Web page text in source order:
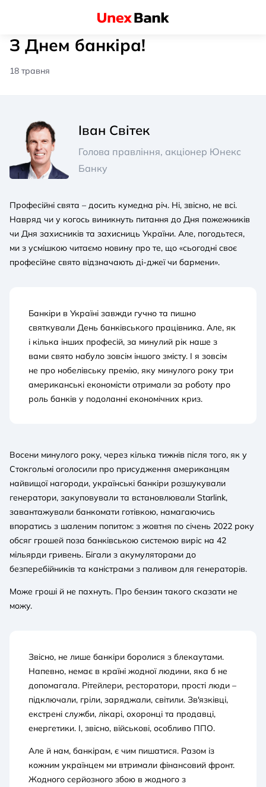
З Днем банкіра!
18 травня
Іван Світек
Голова правління, акціонер Юнекс
Банку
Професійні свята – досить кумедна річ. Ні, звісно, не всі.
Навряд чи у когось виникнуть питання до Дня пожежників
чи Дня захисників та захисниць України. Але, погодьтеся,
ми з усмішкою читаємо новину про те, що «сьогодні своє
професійне свято відзначають ді-джеї чи бармени».
Банкіри в Україні завжди гучно та пишно
святкували День банківського працівника. Але, як
і кілька інших професій, за минулий рік наше з
вами свято набуло зовсім іншого змісту. І я зовсім
не про нобелівську премію, яку минулого року три
американські економісти отримали за роботу про
роль банків у подоланні економічних криз.
Восени минулого року, через кілька тижнів після того, як у
Стокгольмі оголосили про присудження американцям
найвищої нагороди, українські банкіри розшукували
генератори, закуповували та встановлювали Starlink,
завантажували банкомати готівкою, намагаючись
впоратись з шаленим попитом: з жовтня по січень 2022 року
обсяг грошей поза банківською системою виріс на 42
мільярди гривень. Бігали з акумуляторами до
безперебійників та каністрами з паливом для генераторів.
Може гроші й не пахнуть. Про бензин такого сказати не
можу.
Звісно, не лише банкіри боролися з блекаутами.
Напевно, немає в країні жодної людини, яка б не
допомагала. Рітейлери, ресторатори, прості люди –
підключали, гріли, заряджали, світили. Зв'язківці,
екстрені служби, лікарі, охоронці та продавці,
енергетики. І, звісно, військові, особливо ППО.
Але й нам, банкірам, є чим пишатися. Разом із
кожним українцем ми втримали фінансовий фронт.
Жодного серйозного збою в жодного з